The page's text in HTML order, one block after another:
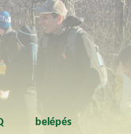
belépés